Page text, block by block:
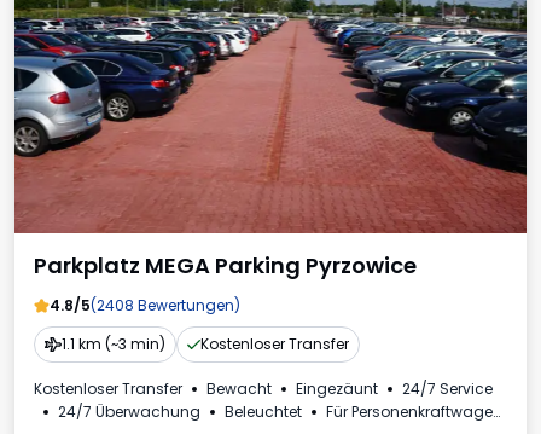
Parkplatz MEGA Parking Pyrzowice
4.8/5(2408 Bewertungen)
1.1 km (~3 min)
Kostenloser Transfer
Kostenloser Transfer Bewacht Eingezäunt
24/7 Service
24/7 Überwachung
Beleuchtet
Für Personenkraftwagen